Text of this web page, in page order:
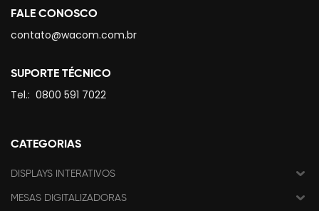
FALE CONOSCO
contato@wacom.com.br
SUPORTE TÉCNICO
Tel.: 0800 591 7022
CATEGORIAS
DISPLAYS INTERATIVOS
MESAS DIGITALIZADORAS